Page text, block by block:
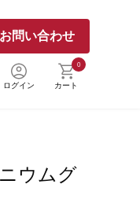
お問い合わせ
ログイン
0
カート
ウムグ